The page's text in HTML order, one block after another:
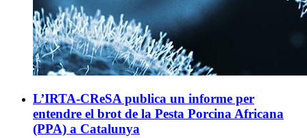
L’IRTA-CReSA publica un informe per
entendre el brot de la Pesta Porcina Africana
(PPA) a Catalunya